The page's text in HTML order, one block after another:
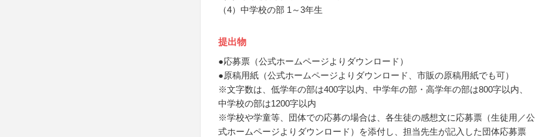
（4）中学校の部 1～3年生
提出物
●応募票（公式ホームページよりダウンロード）
●原稿用紙（公式ホームページよりダウンロード、市販の原稿用紙でも可）
※文字数は、低学年の部は400字以内、中学年の部・高学年の部は800字以内、
中学校の部は1200字以内
※学校や学童等、団体での応募の場合は、各生徒の感想文に応募票（生徒用／公
式ホームページよりダウンロード）を添付し、担当先生が記入した団体応募票